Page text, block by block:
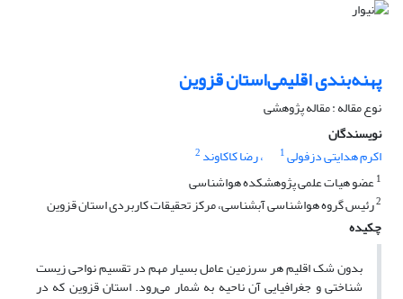
پهنه‌بندی اقلیمی‌استان قزوین
نوع مقاله : مقاله پژوهشی
نویسندگان
اکرم هدایتی دزفولی1 ، رضا کاکاوند 2
1عضو هیات علمی ‌پژوهشکده هواشناسی
2رئیس گروه هواشناسی آبشناسی، مرکز تحقیقات کاربردی استان قزوین
چکیده
بدون شک اقلیم هر سرزمین عامل بسیار مهم در تقسیم نواحی زیست
شناختی و جغرافیایی آن ناحیه به شمار می‌رود. استان قزوین که در